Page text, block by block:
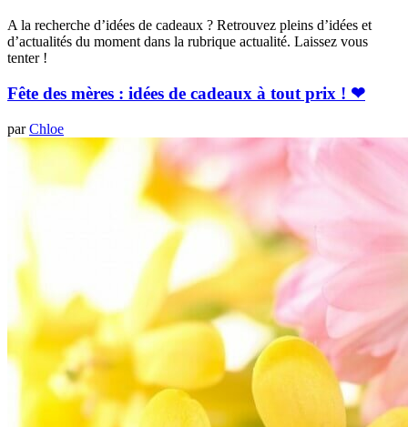
A la recherche d’idées de cadeaux ? Retrouvez pleins d’idées et
d’actualités du moment dans la rubrique actualité. Laissez vous
tenter !
Fête des mères : idées de cadeaux à tout prix ! ❤
parChloe